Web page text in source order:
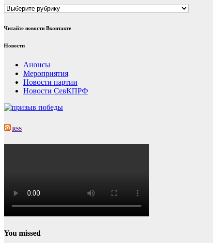
Рубрики
Читайте новости Вконтакте
Новости
Анонсы
Мероприятия
Новости партии
Новости СевКПРФ
RSS
You missed